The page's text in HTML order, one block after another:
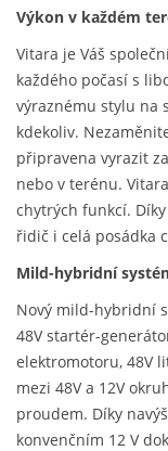
Výkon v každém
Vitara je Váš
každého počasí s
výraznému stylu na
kdekoliv.
připravena vyrazit
nebo v terénu.
chytrých funkcí.
řidič i celá posádka
Mild-hybridní
Nový mild-hybridní
48V startér-
elektromotoru, 48V
mezi 48V a 12V
proudem. Díky
konvenčním 12 V